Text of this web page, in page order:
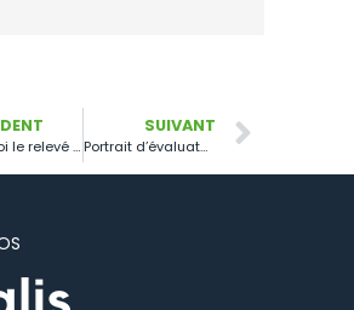
Pourquoi le relevé de prix va vous faire vendre plus et mieux ?
SUIVANT
Portrait d’évaluateurs : découvrez leurs témoignages !